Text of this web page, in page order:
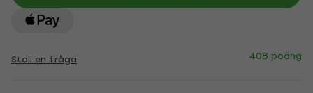
Ställ en fråga 408 poäng